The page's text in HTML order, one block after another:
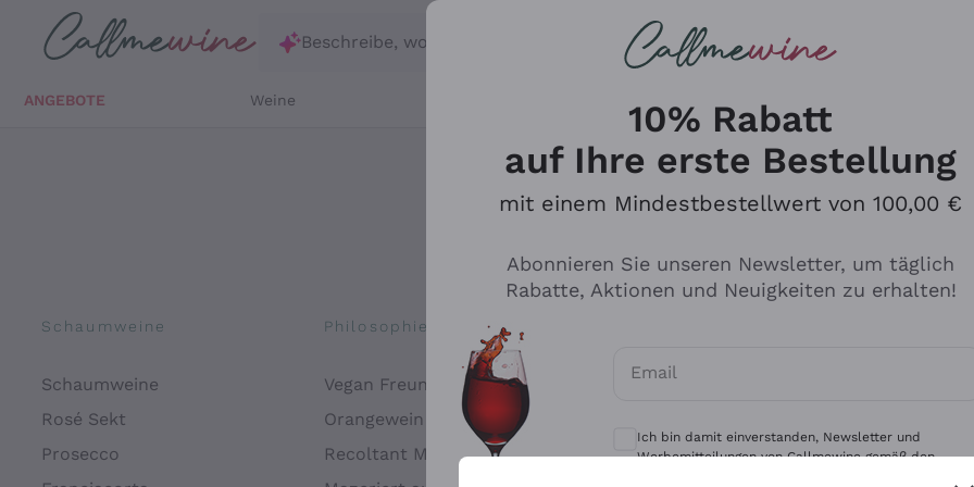
Zum Hauptinhalt springen
Beschreibe, wonach du suchst
ANGEBOTE Weine
Schaumweine
Schaumweine
Rosé Sekt
Prosecco
Philosophien
Vegan Freundlich
Orangewein
Recoltant Manipulant
Antinori
Ca' del Bosco
Gavi
10% Rabatt
auf Ihre erste Bestellung
mit einem Mindestbestellwert von 100,00 €
Abonnieren Sie unseren Newsletter, um täglich
Rabatte, Aktionen und Neuigkeiten zu erhalten!
Email
Optionale Einwilligungen zum Erhalt von
Ich bin damit einverstanden, Newsletter und
Werbemitteilungen von Callmewine gemäß den -